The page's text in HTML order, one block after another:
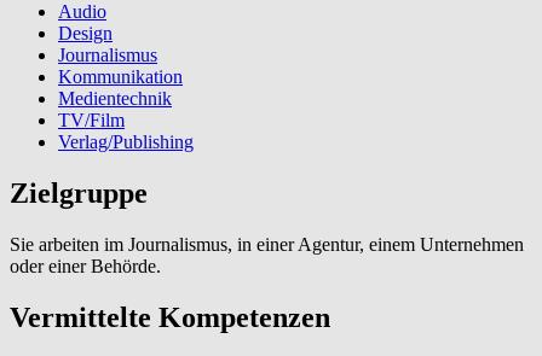
Audio
Design
Journalismus
Kommunikation
Medientechnik
TV/Film
Verlag/Publishing
Zielgruppe
Sie arbeiten im Journalismus, in einer Agentur, einem Unternehmen
oder einer Behörde.
Vermittelte Kompetenzen